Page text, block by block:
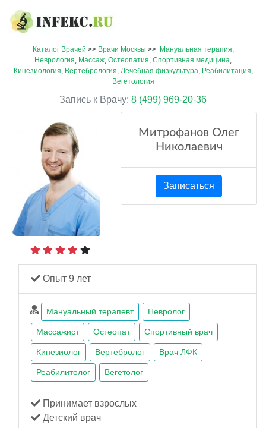
Каталог Врачей >> Врачи Москвы >> Мануальная терапия,
Неврология, Массаж, Остеопатия, Спортивная медицина,
Кинезиология, Вертебрология, Лечебная физкультура, Реабилитация,
Вегетология
Запись к Врачу: 8 (499) 969-20-36
Митрофанов Олег
Николаевич
Записаться
Опыт 9 лет
Мануальный терапевт Невролог
Массажист Остеопат Спортивный врач
Кинезиолог Вертебролог Врач ЛФК
Реабилитолог Вегетолог
Принимает взрослых
Детский врач